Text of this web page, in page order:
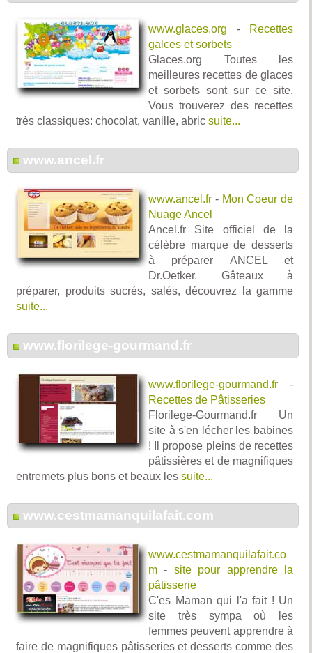
www.glaces.org -
Recettes
galces et sorbets
Glaces.org Toutes les
meilleures recettes de glaces
et sorbets sont sur ce site.
Vous trouverez des recettes
très classiques: chocolat, vanille, abric suite...
www.ancel.fr
www.ancel.fr - Mon Coeur de
Nuage Ancel
Ancel.fr Site officiel de la
célèbre marque de desserts
à préparer ANCEL et
Dr.Oetker. Gâteaux à
préparer, produits sucrés, salés, découvrez la gamme
suite...
www.florilege-gourmand.fr
www.florilege-gourmand.fr -
Recettes de Pâtisseries
Florilege-Gourmand.fr Un
site à s'en lécher les babines
! Il propose pleins de recettes
pâtissières et de magnifiques
entremets plus bons et beaux les suite...
www.cestmamanquilafait.com
www.cestmamanquilafait.co
m - site pour apprendre la
pâtisserie
C'es Maman qui l'a fait ! Un
site très sympa où les
femmes peuvent apprendre à
faire de magnifiques pâtisseries et desserts comme des